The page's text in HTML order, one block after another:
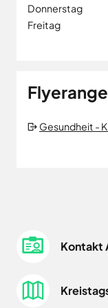
Donnerstag
Freitag
Gesundheit -
Kontakt